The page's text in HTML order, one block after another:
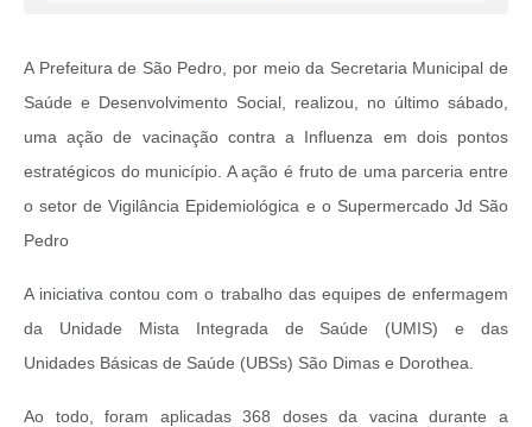
A Prefeitura de São Pedro, por meio da Secretaria Municipal de
Saúde e Desenvolvimento Social, realizou, no último sábado,
uma ação de vacinação contra a Influenza em dois pontos
estratégicos do município. A ação é fruto de uma parceria entre
o setor de Vigilância Epidemiológica e o Supermercado Jd São
Pedro
A iniciativa contou com o trabalho das equipes de enfermagem
da Unidade Mista Integrada de Saúde (UMIS) e das
Unidades Básicas de Saúde (UBSs) São Dimas e Dorothea.
Ao todo, foram aplicadas 368 doses da vacina durante a